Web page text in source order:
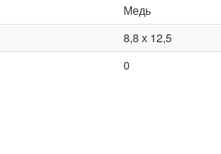
Медь
8,8 х 12,5
0